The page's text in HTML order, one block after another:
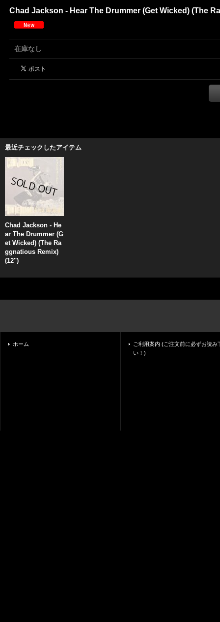
Chad Jackson - Hear The Drummer (Get Wicked) (The
在庫なし
最近チェックしたアイテム
Chad Jackson - He
ar The Drummer (G
et Wicked) (The Ra
ggnatious Remix)
(12'')
ホーム
ご利用案内 (ご注文前に必ずお読み
い！)